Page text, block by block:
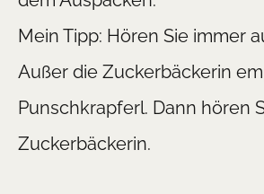
Mein Tipp: Hören Sie immer
Außer die Zuckerbäckerin
Punschkrapferl. Dann hören
Zuckerbäckerin.